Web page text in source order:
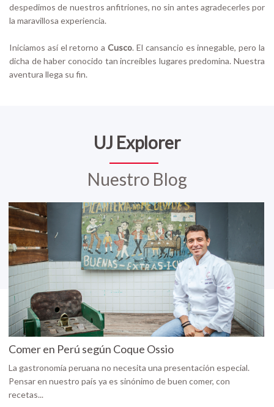
despedimos de nuestros anfitriones, no sin antes agradecerles por
la maravillosa experiencia.
Iniciamos así el retorno aCusco. El cansancio es innegable, pero la
dicha de haber conocido tan increíbles lugares predomina. Nuestra
aventura llega su fin.
UJ Explorer
Nuestro Blog
Comer en Perú según Coque Ossio
La gastronomía peruana no necesita una presentación especial.
Pensar en nuestro país ya es sinónimo de buen comer, con
recetas...